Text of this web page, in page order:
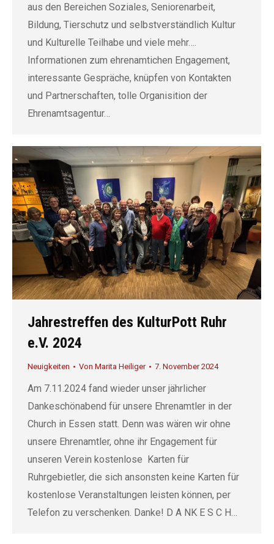
aus den Bereichen Soziales, Seniorenarbeit,
Bildung, Tierschutz und selbstverständlich Kultur
und Kulturelle Teilhabe und viele mehr….
Informationen zum ehrenamtichen Engagement,
interessante Gespräche, knüpfen von Kontakten
und Partnerschaften, tolle Organisition der
Ehrenamtsagentur…
Jahrestreffen des KulturPott Ruhr
e.V. 2024
Neuigkeiten Von Marita Heiliger 7. November 2024
Am 7.11.2024 fand wieder unser jährlicher
Dankeschönabend für unsere Ehrenamtler in der
Church in Essen statt. Denn was wären wir ohne
unsere Ehrenamtler, ohne ihr Engagement für
unseren Verein kostenlose Karten für
Ruhrgebietler, die sich ansonsten keine Karten für
kostenlose Veranstaltungen leisten können, per
Telefon zu verschenken. Danke! D A NK E S C H…